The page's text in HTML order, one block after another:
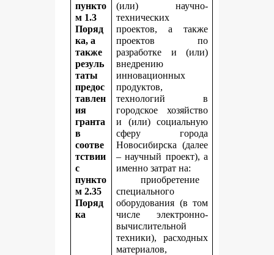
пункто
м 1.3
Поряд
ка, а
также
резуль
таты
предос
тавлен
ия
гранта
в
соотве
тствии
с
пункто
м 2.35
Поряд
ка
(или) научно-
технических
проектов, а также
проектов по
разработке и (или)
внедрению
инновационных
продуктов,
технологий в
городское хозяйство
и (или) социальную
сферу города
Новосибирска (далее
– научный проект), а
именно затрат на:
приобретение
специального
оборудования (в том
числе электронно-
вычислительной
техники), расходных
материалов,